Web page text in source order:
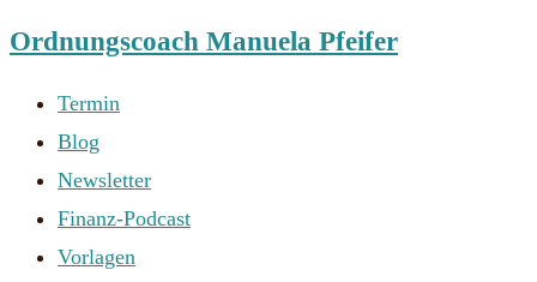
Zum
springen
Ordnungscoach Manuela Pfeifer
Termin
Blog
Newsletter
Finanz-Podcast
Vorlagen